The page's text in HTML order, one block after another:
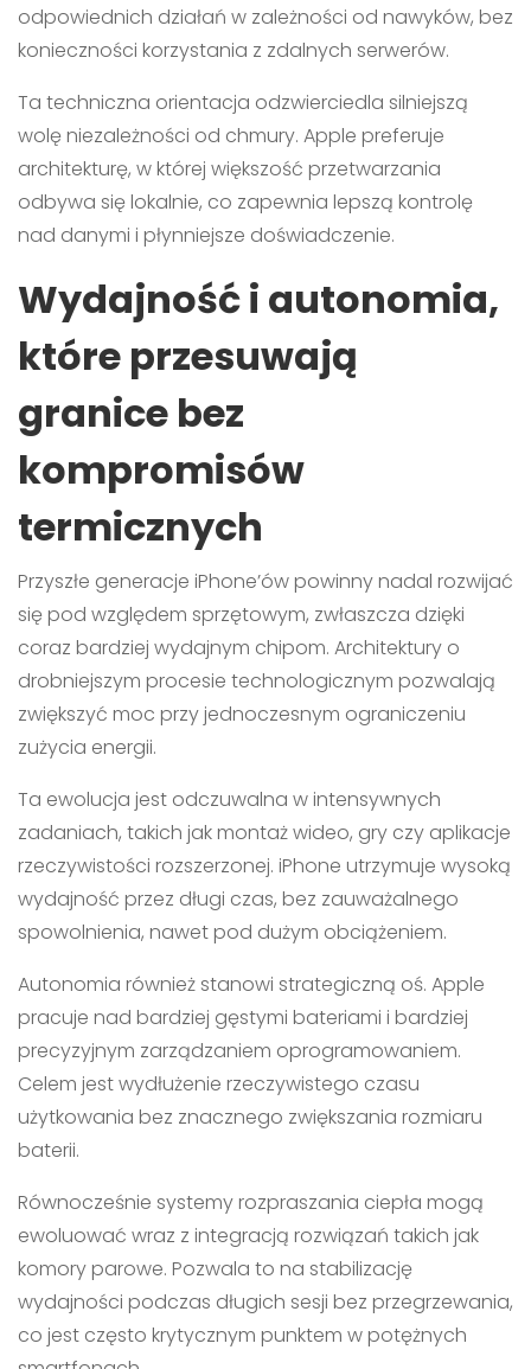
odpowiednich działań w zależności od nawyków, bez
konieczności korzystania z zdalnych serwerów.
Ta techniczna orientacja odzwierciedla silniejszą
wolę niezależności od chmury. Apple preferuje
architekturę, w której większość przetwarzania
odbywa się lokalnie, co zapewnia lepszą kontrolę
nad danymi i płynniejsze doświadczenie.
Wydajność i autonomia,
które przesuwają
granice bez
kompromisów
termicznych
Przyszłe generacje iPhone’ów powinny nadal rozwijać
się pod względem sprzętowym, zwłaszcza dzięki
coraz bardziej wydajnym chipom. Architektury o
drobniejszym procesie technologicznym pozwalają
zwiększyć moc przy jednoczesnym ograniczeniu
zużycia energii.
Ta ewolucja jest odczuwalna w intensywnych
zadaniach, takich jak montaż wideo, gry czy aplikacje
rzeczywistości rozszerzonej. iPhone utrzymuje wysoką
wydajność przez długi czas, bez zauważalnego
spowolnienia, nawet pod dużym obciążeniem.
Autonomia również stanowi strategiczną oś. Apple
pracuje nad bardziej gęstymi bateriami i bardziej
precyzyjnym zarządzaniem oprogramowaniem.
Celem jest wydłużenie rzeczywistego czasu
użytkowania bez znacznego zwiększania rozmiaru
baterii.
Równocześnie systemy rozpraszania ciepła mogą
ewoluować wraz z integracją rozwiązań takich jak
komory parowe. Pozwala to na stabilizację
wydajności podczas długich sesji bez przegrzewania,
co jest często krytycznym punktem w potężnych